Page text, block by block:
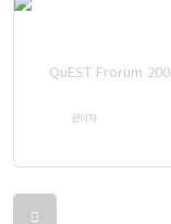
QuEST Frorum
관리자